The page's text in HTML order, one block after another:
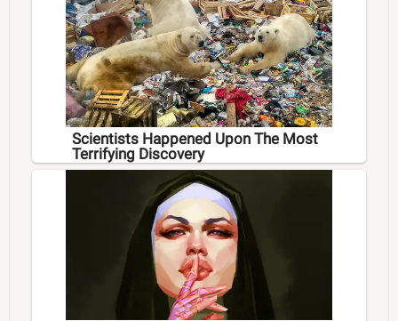
Scientists Happened Upon The Most
Terrifying Discovery